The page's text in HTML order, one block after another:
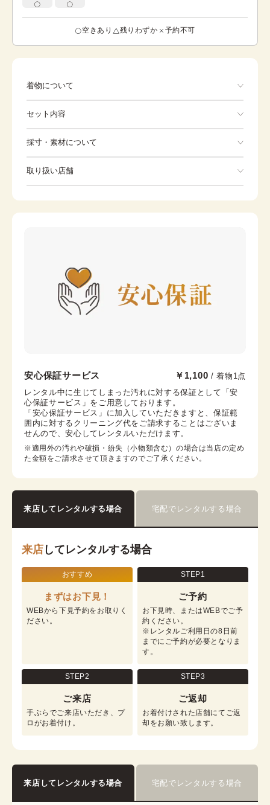
空きあり 残りわずか 予約不可
着物について
装飾的な波文様。S字に屈曲し、渦巻模様に図案化された
から、清らか、正義などの意味につかわれてきました。 こ
のお着物は季節問わずご着用いただけます。
セット内容
※着付けに必要な一式をすべて含みます。
着物
足袋 肌着
帯揚げ 伊達襟
コーリンベルト 襟芯
採寸・素材について
身丈 172cm
取り扱い店舗
東京都台東区浅草２丁目６−７ 楽天地浅草ビル 4階
営業時間： 10:00~ 18:00
着付け最終受付時間：17:30
返却締め切り時間：18:00
安心保証サービス ￥1,100 / 着物1点
レンタル中に生じてしまった汚れに対する保証として「安
心保証サービス」をご用意しております。
「安心保証サービス」に加入していただきますと、保証範
囲内に対するクリーニング代をご請求することはございま
せんので、安心してレンタルいただけます。
※適用外の汚れや破損・紛失（小物類含む）の場合は当店の定め
た金額をご請求させて頂きますのでご了承ください。
来店してレンタルする場合 宅配でレンタルする場合
来店 してレンタルする場合
おすすめ
まずはお下見！
WEBから下見予約をお取りく
ださい。
STEP1
ご予約
お下見時、またはWEBでご予
約ください。
※レンタルご利用日の8日前
までにご予約が必要となりま
す。
STEP2
ご来店
手ぶらでご来店いただき、プ
ロがお着付け。
STEP3
ご返却
お着付けされた店舗にてご返
却をお願い致します。
来店してレンタルする場合 宅配でレンタルする場合